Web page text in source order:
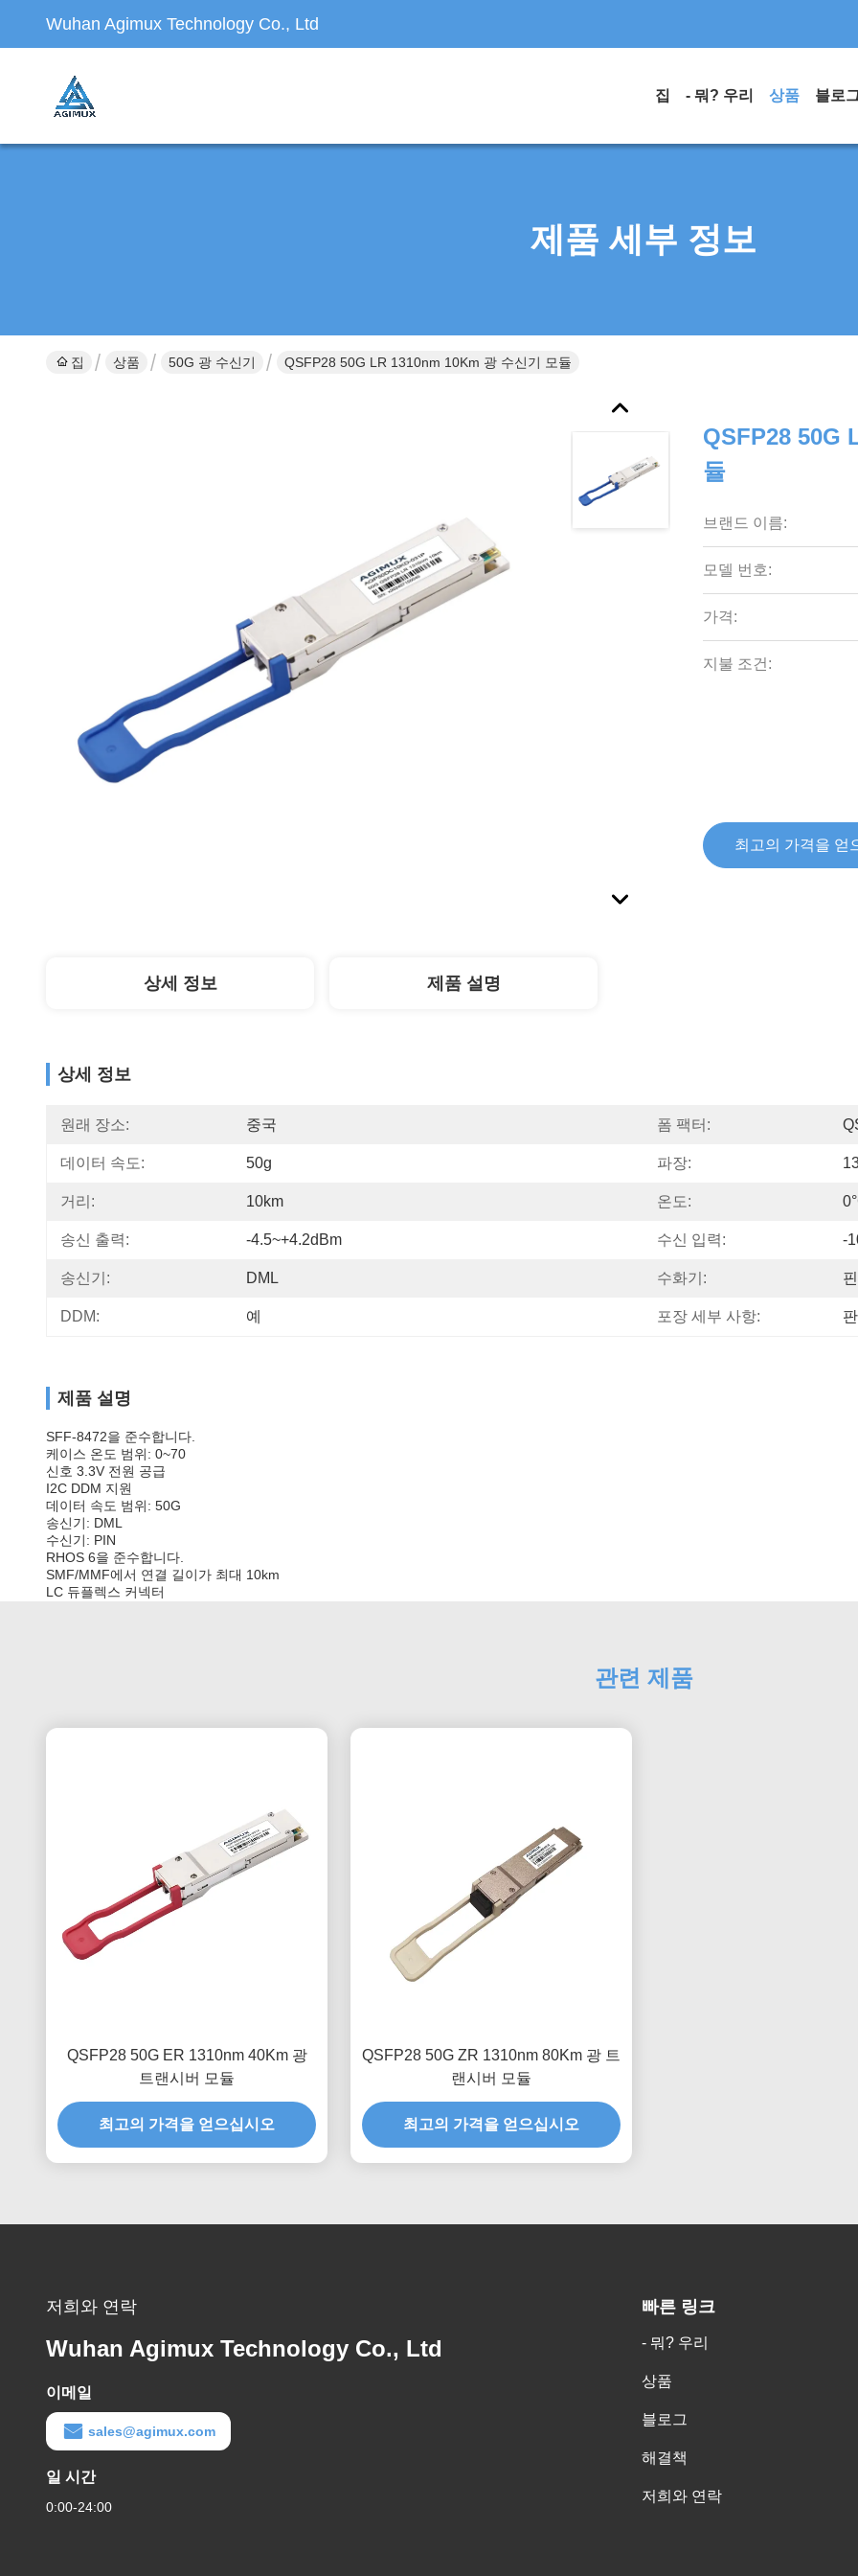
Wuhan Agimux Technology Co., Ltd
집 - 뭐? 우리 상품 블로
제품 세부 정보
집 상품 50G 광 수신기 QSFP28 50G LR 1310nm 10Km 광 수신기 모듈
QSFP28 50G
듈
브랜드 이름:
모델 번호:
가격:
지불 조건:
최고의 가격을 얻
상세 정보 제품 설명
상세 정보
원래 장소: 중국 폼 팩터:
데이터 속도: 50g 파장:
거리: 10km 온도:
송신 출력: -4.5~+4.2dBm 수신 입력: -
송신기: DML 수화기: 핀
DDM: 예 포장 세부 사항:
제품 설명
SFF-8472을 준수합니다.
케이스 온도 범위: 0~70
신호 3.3V 전원 공급
I2C DDM 지원
데이터 속도 범위: 50G
송신기: DML
수신기: PIN
RHOS 6을 준수합니다.
SMF/MMF에서 연결 길이가 최대 10km
LC 듀플렉스 커넥터
관련 제품
QSFP28 50G ER 1310nm 40Km 광
트랜시버 모듈
최고의 가격을 얻으십시오
QSFP28 50G ZR 1310nm 80Km 광 트
랜시버 모듈
최고의 가격을 얻으십시오
저희와 연락
Wuhan Agimux Technology Co., Ltd
이메일
sales@agimux.com
일 시간
0:00-24:00
빠른 링크
- 뭐? 우리
상품
블로그
해결책
저희와 연락